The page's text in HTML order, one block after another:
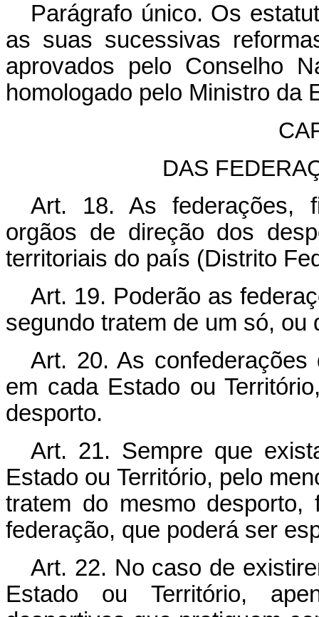
Parágrafo único. Os
as suas sucessivas
aprovados pelo Conselho
homologado pelo Ministro da
DAS
Art. 18. As federações,
orgãos de direção dos
territoriais do país (Distrito
Art. 19. Poderão as
segundo tratem de um só,
Art. 20. As
em cada Estado ou
desporto.
Art. 21. Sempre que
Estado ou Território, pelo
tratem do mesmo
federação, que poderá ser
Art. 22. No caso de
Estado ou Território,